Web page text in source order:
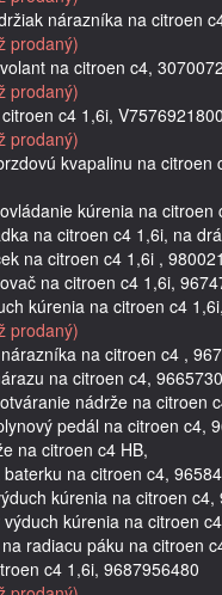
nárazníka na citroen
prodaný)
na citroen c4,
prodaný)
c4 1,6i,
prodaný)
kvapalinu na citroen
kúrenia na citroen
na citroen c4 1,6i, na
na citroen c4 1,6i ,
na citroen c4 1,6i,
kúrenia na citroen c4
prodaný)
na citroen c4 ,
na citroen c4,
nádrže na citroen
pedál na citroen c4,
na citroen c4 HB,
na citroen c4,
kúrenia na citroen c4,
kúrenia na citroen
radiacu páku na citroen
c4 1,6i, 9687956480